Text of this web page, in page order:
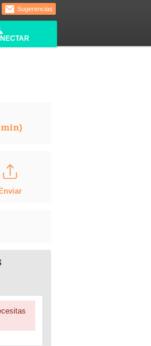
Sugerencias
Enviar